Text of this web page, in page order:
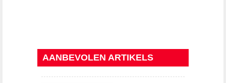
AANBEVOLEN ARTIKELS